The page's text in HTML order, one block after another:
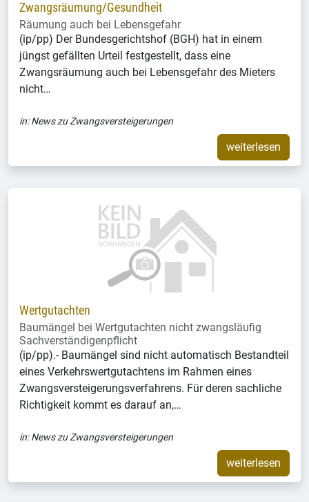
Zwangsräumung/Gesundheit
Räumung auch bei Lebensgefahr
(ip/pp) Der Bundesgerichtshof (BGH) hat in einem
jüngst gefällten Urteil festgestellt, dass eine
Zwangsräumung auch bei Lebensgefahr des Mieters
nicht…
in:News zu Zwangsversteigerungen
weiterlesen
Wertgutachten
Baumängel bei Wertgutachten nicht zwangsläufig
Sachverständigenpflicht
(ip/pp).- Baumängel sind nicht automatisch Bestandteil
eines Verkehrswertgutachtens im Rahmen eines
Zwangsversteigerungsverfahrens. Für deren sachliche
Richtigkeit kommt es darauf an,…
in:News zu Zwangsversteigerungen
weiterlesen